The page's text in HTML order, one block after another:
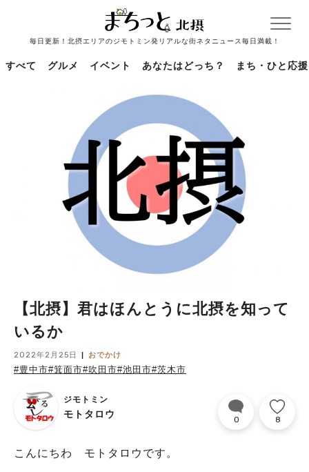
毎日更新！北摂エリアのジモトミン発リアルな街ネタニュース毎日満載！
すべて グルメ イベント あなたはどっち？ まち・ひと応援
【北摂】君はほんとうに北摂を知って
いるか
2022年2月25日 おでかけ
#豊中市#箕面市#吹田市#池田市#茨木市
ジモトミン
モトタロウ 0 8
こんにちわ モトタロウです。